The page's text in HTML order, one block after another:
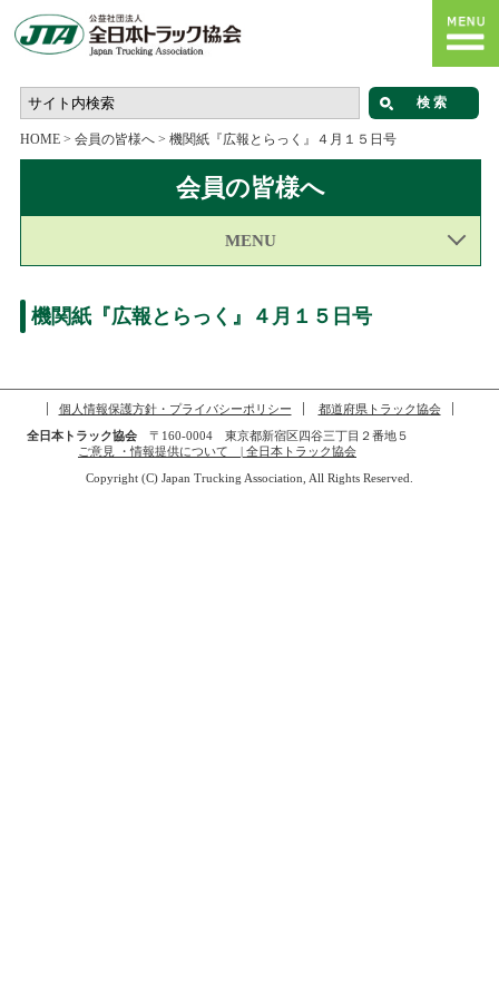
HOME> 会員の皆様へ> 機関紙『広報とらっく』４月１５日号
会員の皆様へ
MENU
機関紙『広報とらっく』４月１５日号
個人情報保護方針・プライバシーポリシー
都道府県トラック協会
全日本トラック協会〒160-0004 東京都新宿区四谷三丁目２番地５
ご意見 ・情報提供について | 全日本トラック協会
Copyright (C) Japan Trucking Association, All Rights Reserved.